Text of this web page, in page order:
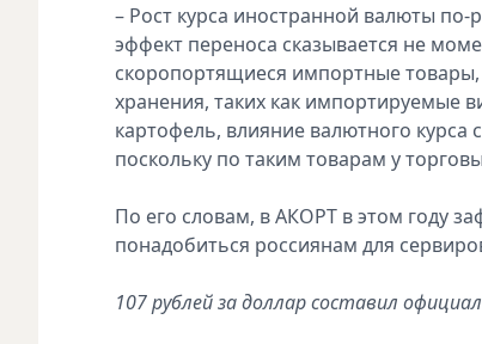
– Рост курса иностранной валюты
эффект переноса сказывается не
скоропортящиеся импортные товары,
хранения, таких как импортируемые
картофель, влияние валютного курса
поскольку по таким товарам у
По его словам, в АКОРТ в этом году
понадобиться россиянам для
107 рублей за доллар составил